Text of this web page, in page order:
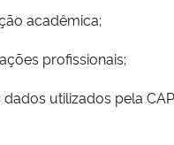
acadêmica;
profissionais;
utilizados pela